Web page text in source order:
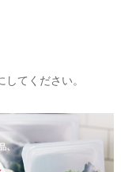
てください。